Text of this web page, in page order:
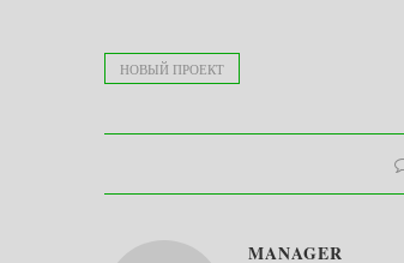
НОВЫЙ ПРОЕКТ
MANAGER